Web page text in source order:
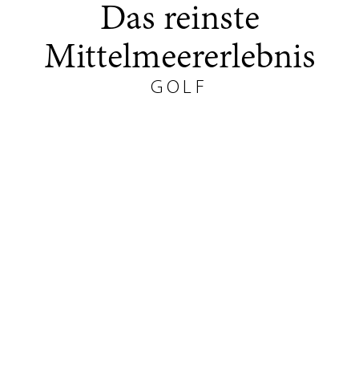
Das reinste
Mittelmeererlebnis
GOLF